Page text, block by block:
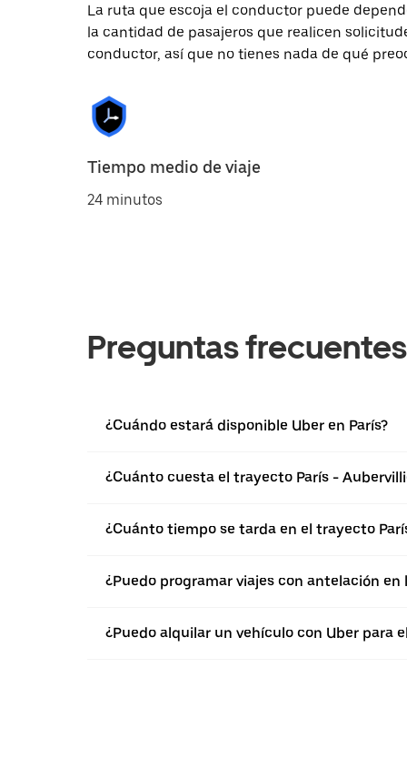
La ruta que escoja el conductor puede
la cantidad de pasajeros que realicen
conductor, así que no tienes nada de qué
Tiempo medio de viaje
24 minutos
Preguntas frecuentes
¿Cuándo estará disponible Uber en París?
¿Cuánto cuesta el trayecto París -
¿Cuánto tiempo se tarda en el trayecto
¿Puedo programar viajes con antelación en
¿Puedo alquilar un vehículo con Uber para